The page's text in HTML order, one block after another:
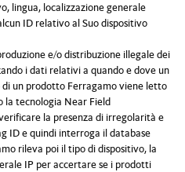
lingua, localizzazione generale
ID relativo al Suo dispositivo
e/o distribuzione illegale dei
i dati relativi a quando e dove un
un prodotto Ferragamo viene letto
la tecnologia Near Field
la presenza di irregolarità e
ID e quindi interroga il database
rileva poi il tipo di dispositivo, la
IP per accertare se i prodotti